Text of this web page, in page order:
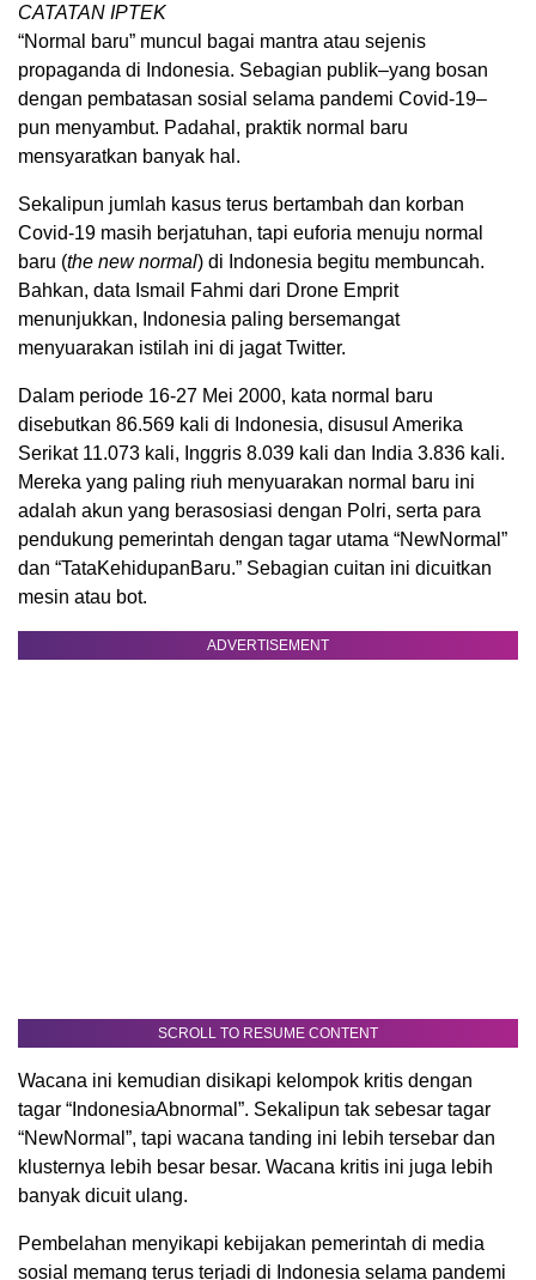
CATATAN IPTEK
“Normal baru” muncul bagai mantra atau sejenis
propaganda di Indonesia. Sebagian publik–yang bosan
dengan pembatasan sosial selama pandemi Covid-19–
pun menyambut. Padahal, praktik normal baru
mensyaratkan banyak hal.
Sekalipun jumlah kasus terus bertambah dan korban
Covid-19 masih berjatuhan, tapi euforia menuju normal
baru (the new normal) di Indonesia begitu membuncah.
Bahkan, data Ismail Fahmi dari Drone Emprit
menunjukkan, Indonesia paling bersemangat
menyuarakan istilah ini di jagat Twitter.
Dalam periode 16-27 Mei 2000, kata normal baru
disebutkan 86.569 kali di Indonesia, disusul Amerika
Serikat 11.073 kali, Inggris 8.039 kali dan India 3.836 kali.
Mereka yang paling riuh menyuarakan normal baru ini
adalah akun yang berasosiasi dengan Polri, serta para
pendukung pemerintah dengan tagar utama “NewNormal”
dan “TataKehidupanBaru.” Sebagian cuitan ini dicuitkan
mesin atau bot.
ADVERTISEMENT
SCROLL TO RESUME CONTENT
Wacana ini kemudian disikapi kelompok kritis dengan
tagar “IndonesiaAbnormal”. Sekalipun tak sebesar tagar
“NewNormal”, tapi wacana tanding ini lebih tersebar dan
klusternya lebih besar besar. Wacana kritis ini juga lebih
banyak dicuit ulang.
Pembelahan menyikapi kebijakan pemerintah di media
sosial memang terus terjadi di Indonesia selama pandemi